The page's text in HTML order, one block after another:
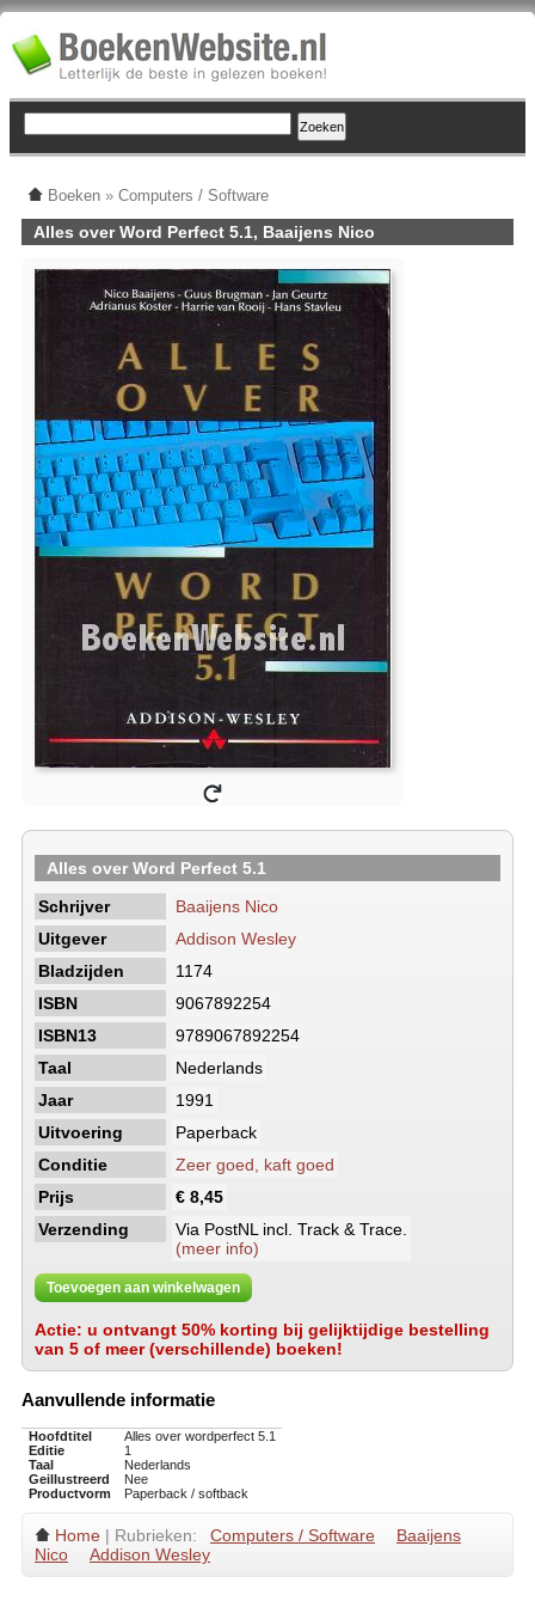
Boeken » Computers / Software
Alles over Word Perfect 5.1, Baaijens Nico
Alles over Word Perfect 5.1
Schrijver
Baaijens Nico
Uitgever
Addison Wesley
Bladzijden
1174
ISBN
9067892254
ISBN13
9789067892254
Taal
Nederlands
Jaar
1991
Uitvoering
Paperback
Conditie
Zeer goed, kaft goed
Prijs
€ 8,45
Verzending
Via PostNL incl. Track & Trace.
(meer info)
Toevoegen aan winkelwagen
Actie: u ontvangt 50% korting bij gelijktijdige bestelling
van 5 of meer (verschillende) boeken!
Aanvullende informatie
Hoofdtitel
Alles over wordperfect 5.1
Editie
1
Taal
Nederlands
Geillustreerd
Nee
Productvorm
Paperback / softback
Home | Rubrieken: Computers / Software
Baaijens
Nico
Addison Wesley